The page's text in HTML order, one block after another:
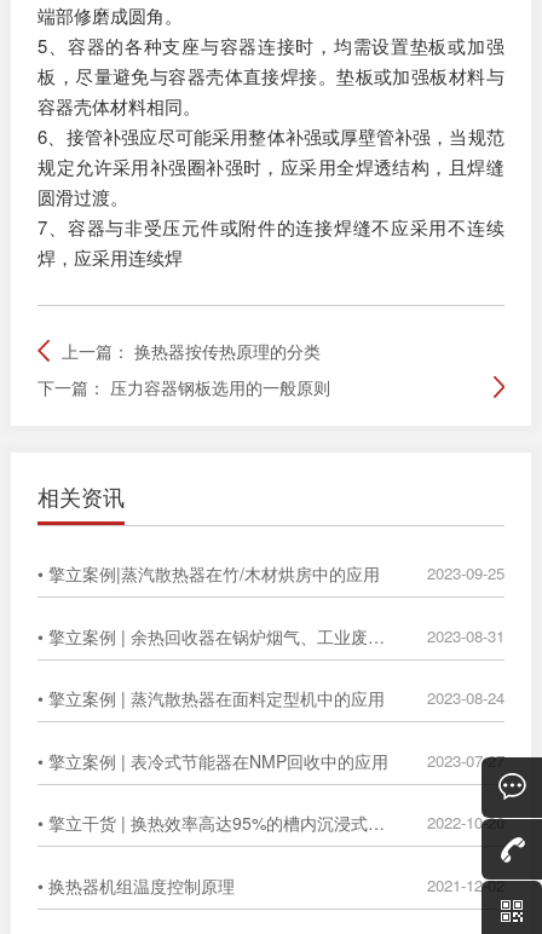
端部修磨成圆角。
5、容器的各种支座与容器连接时，均需设置垫板或加强
板，尽量避免与容器壳体直接焊接。垫板或加强板材料与
容器壳体材料相同。
6、接管补强应尽可能采用整体补强或厚壁管补强，当规范
规定允许采用补强圈补强时，应采用全焊透结构，且焊缝
圆滑过渡。
7、容器与非受压元件或附件的连接焊缝不应采用不连续
焊，应采用连续焊
上一篇： 换热器按传热原理的分类
下一篇： 压力容器钢板选用的一般原则
相关资讯
• 擎立案例|蒸汽散热器在竹/木材烘房中的应用 2023-09-25
• 擎立案例 | 余热回收器在锅炉烟气、工业废气中的广泛应用 2023-08-31
• 擎立案例 | 蒸汽散热器在面料定型机中的应用 2023-08-24
• 擎立案例 | 表冷式节能器在NMP回收中的应用 2023-07-27
• 擎立干货 | 换热效率高达95%的槽内沉浸式换热器 2022-10-20
• 换热器机组温度控制原理 2021-12-02